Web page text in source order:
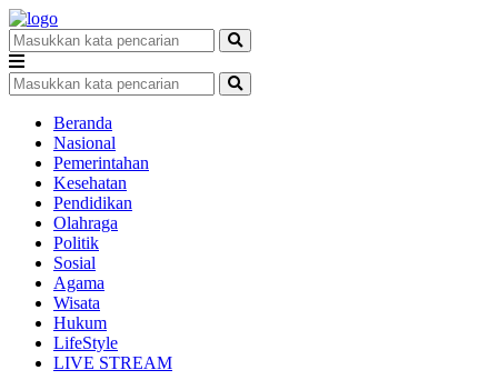
Beranda
Nasional
Pemerintahan
Kesehatan
Pendidikan
Olahraga
Politik
Sosial
Agama
Wisata
Hukum
LifeStyle
LIVE STREAM